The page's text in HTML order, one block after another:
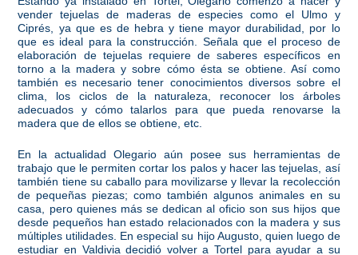
vender tejuelas de maderas de especies como el Ulmo y
Ciprés, ya que es de hebra y tiene mayor durabilidad, por lo
que es ideal para la construcción. Señala que el proceso de
elaboración de tejuelas requiere de saberes específicos en
torno a la madera y sobre cómo ésta se obtiene. Así como
también es necesario tener conocimientos diversos sobre el
clima, los ciclos de la naturaleza, reconocer los árboles
adecuados y cómo talarlos para que pueda renovarse la
madera que de ellos se obtiene, etc.
En la actualidad Olegario aún posee sus herramientas de
trabajo que le permiten cortar los palos y hacer las tejuelas, así
también tiene su caballo para movilizarse y llevar la recolección
de pequeñas piezas; como también algunos animales en su
casa, pero quienes más se dedican al oficio son sus hijos que
desde pequeños han estado relacionados con la madera y sus
múltiples utilidades. En especial su hijo Augusto, quien luego de
estudiar en Valdivia decidió volver a Tortel para ayudar a su